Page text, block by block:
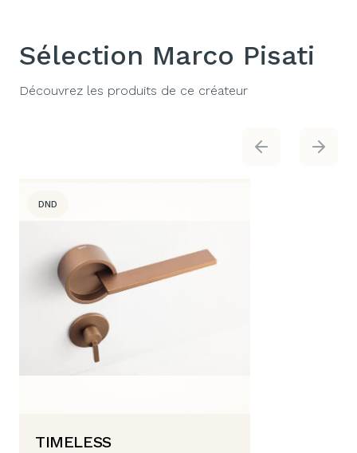
Sélection Marco Pisati
Découvrez les produits de ce créateur
DND
TIMELESS